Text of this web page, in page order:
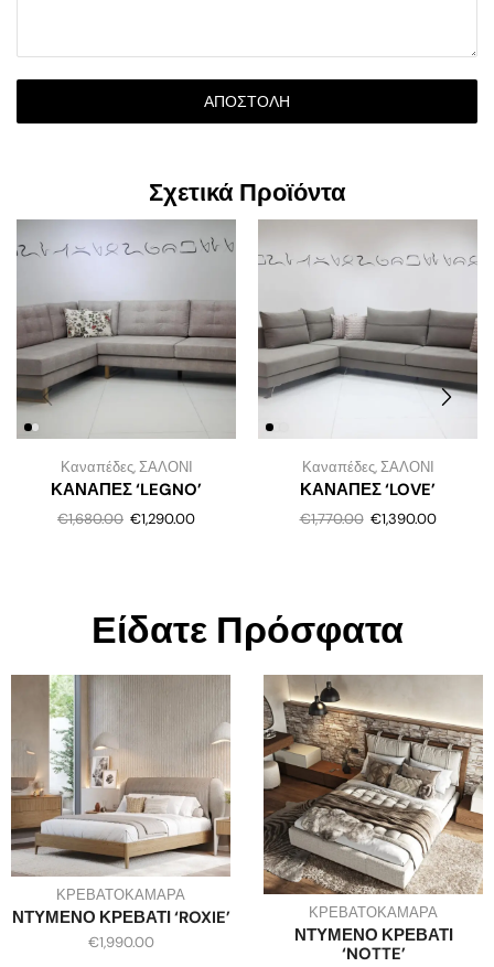
ΑΠΟΣΤΟΛΉ
Σχετικά Προϊόντα
Καναπέδες,ΣΑΛΟΝΙ
ΚΑΝΑΠΕΣ ‘LEGNO’
€1,680.00 €1,290.00
Καναπέδες,ΣΑΛΟΝΙ
ΚΑΝΑΠΕΣ ‘LOVE’
€1,770.00 €1,390.00
Είδατε Πρόσφατα
ΚΡΕΒΑΤΟΚΑΜΑΡΑ
ΝΤΥΜΕΝΟ ΚΡΕΒΑΤΙ ‘ROXIE’
€1,990.00
ΚΡΕΒΑΤΟΚΑΜΑΡΑ
ΝΤΥΜΕΝΟ ΚΡΕΒΑΤΙ
‘NOTTE’